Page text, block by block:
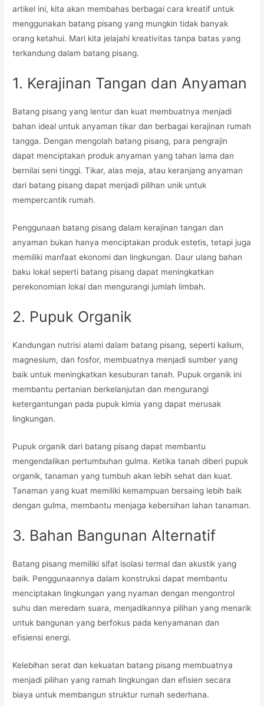
artikel ini, kita akan membahas berbagai cara kreatif untuk
menggunakan batang pisang yang mungkin tidak banyak
orang ketahui. Mari kita jelajahi kreativitas tanpa batas yang
terkandung dalam batang pisang.
1. Kerajinan Tangan dan Anyaman
Batang pisang yang lentur dan kuat membuatnya menjadi
bahan ideal untuk anyaman tikar dan berbagai kerajinan rumah
tangga. Dengan mengolah batang pisang, para pengrajin
dapat menciptakan produk anyaman yang tahan lama dan
bernilai seni tinggi. Tikar, alas meja, atau keranjang anyaman
dari batang pisang dapat menjadi pilihan unik untuk
mempercantik rumah.
Penggunaan batang pisang dalam kerajinan tangan dan
anyaman bukan hanya menciptakan produk estetis, tetapi juga
memiliki manfaat ekonomi dan lingkungan. Daur ulang bahan
baku lokal seperti batang pisang dapat meningkatkan
perekonomian lokal dan mengurangi jumlah limbah.
2. Pupuk Organik
Kandungan nutrisi alami dalam batang pisang, seperti kalium,
magnesium, dan fosfor, membuatnya menjadi sumber yang
baik untuk meningkatkan kesuburan tanah. Pupuk organik ini
membantu pertanian berkelanjutan dan mengurangi
ketergantungan pada pupuk kimia yang dapat merusak
lingkungan.
Pupuk organik dari batang pisang dapat membantu
mengendalikan pertumbuhan gulma. Ketika tanah diberi pupuk
organik, tanaman yang tumbuh akan lebih sehat dan kuat.
Tanaman yang kuat memiliki kemampuan bersaing lebih baik
dengan gulma, membantu menjaga kebersihan lahan tanaman.
3. Bahan Bangunan Alternatif
Batang pisang memiliki sifat isolasi termal dan akustik yang
baik. Penggunaannya dalam konstruksi dapat membantu
menciptakan lingkungan yang nyaman dengan mengontrol
suhu dan meredam suara, menjadikannya pilihan yang menarik
untuk bangunan yang berfokus pada kenyamanan dan
efisiensi energi.
Kelebihan serat dan kekuatan batang pisang membuatnya
menjadi pilihan yang ramah lingkungan dan efisien secara
biaya untuk membangun struktur rumah sederhana.